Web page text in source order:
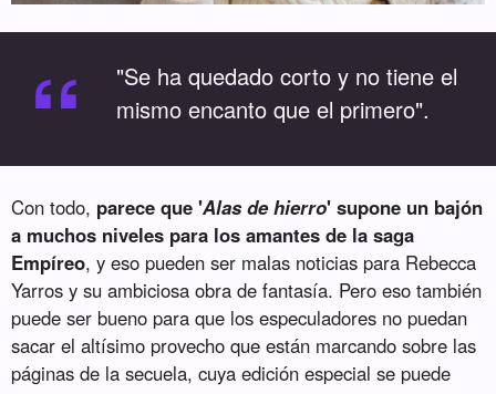
“
"Se ha quedado corto y no tiene el
mismo encanto que el primero".
Con todo, parece que 'Alas de hierro' supone un bajón
a muchos niveles para los amantes de la saga
Empíreo, y eso pueden ser malas noticias para Rebecca
Yarros y su ambiciosa obra de fantasía. Pero eso también
puede ser bueno para que los especuladores no puedan
sacar el altísimo provecho que están marcando sobre las
páginas de la secuela, cuya edición especial se puede